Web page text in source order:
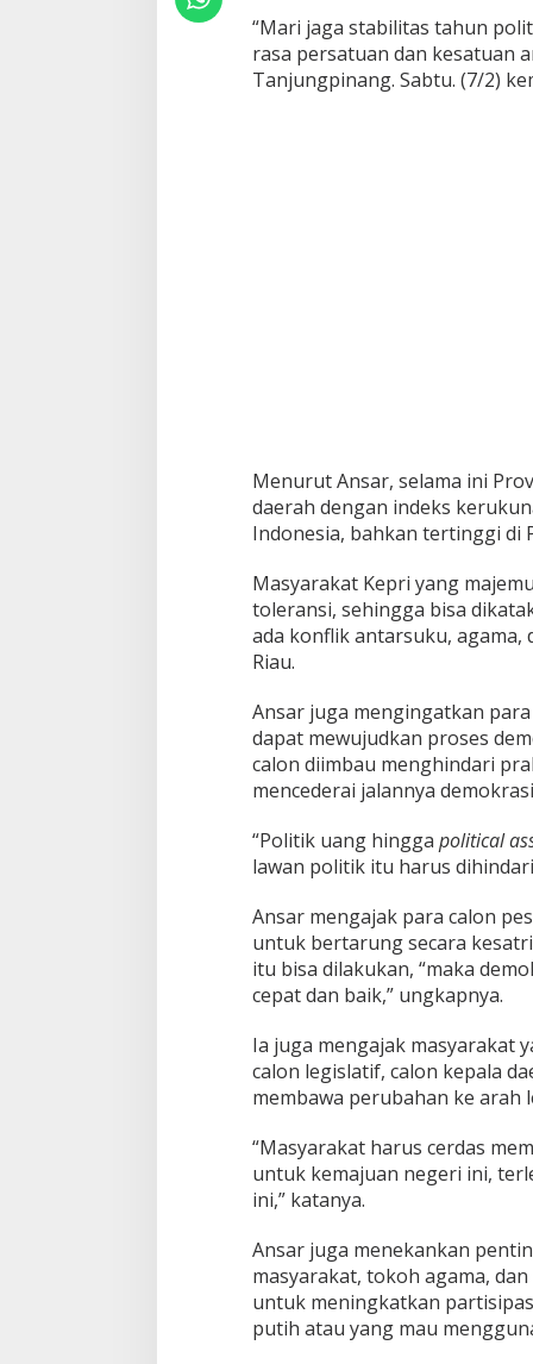
P
o
l
“Mari jaga stabilitas tahun
rasa persatuan dan kesatuan
Tanjungpinang. Sabtu. (7/2)
Menurut Ansar, selama ini
daerah dengan indeks
Indonesia, bahkan tertinggi di
Masyarakat Kepri yang
toleransi, sehingga bisa
ada konflik antarsuku, agama,
Riau.
Ansar juga mengingatkan
dapat mewujudkan proses
calon diimbau menghindari
mencederai jalannya
“Politik uang hingga political
lawan politik itu harus
Ansar mengajak para calon
untuk bertarung secara
itu bisa dilakukan, “maka
cepat dan baik,” ungkapnya.
Ia juga mengajak masyarakat
calon legislatif, calon kepala
membawa perubahan ke arah
“Masyarakat harus cerdas
untuk kemajuan negeri ini,
ini,” katanya.
Ansar juga menekankan
masyarakat, tokoh agama,
untuk meningkatkan
putih atau yang mau